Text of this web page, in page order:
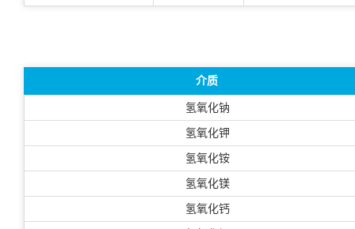
介质
氢氧化钠
氢氧化钾
氢氧化铵
氢氧化镁
氢氧化钙